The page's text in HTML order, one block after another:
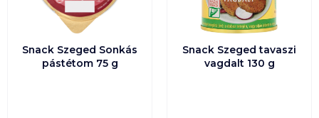
Snack Szeged Sonkás
pástétom 75 g
Snack Szeged tavaszi
vagdalt 130 g